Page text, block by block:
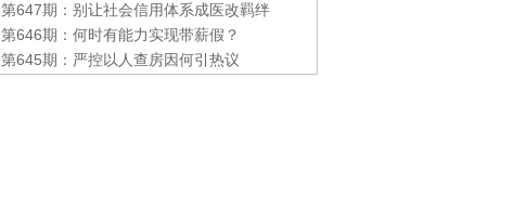
第647期：别让社会信用体系成医改羁绊
第646期：何时有能力实现带薪假？
第645期：严控以人查房因何引热议